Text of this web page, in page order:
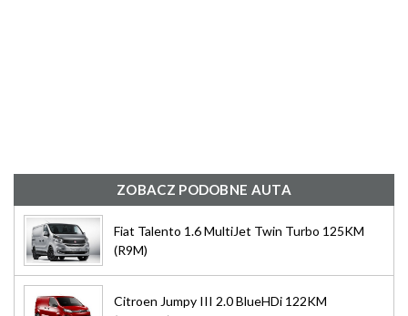
ZOBACZ PODOBNE AUTA
Fiat Talento 1.6 MultiJet Twin Turbo 125KM
(R9M)
Citroen Jumpy III 2.0 BlueHDi 122KM